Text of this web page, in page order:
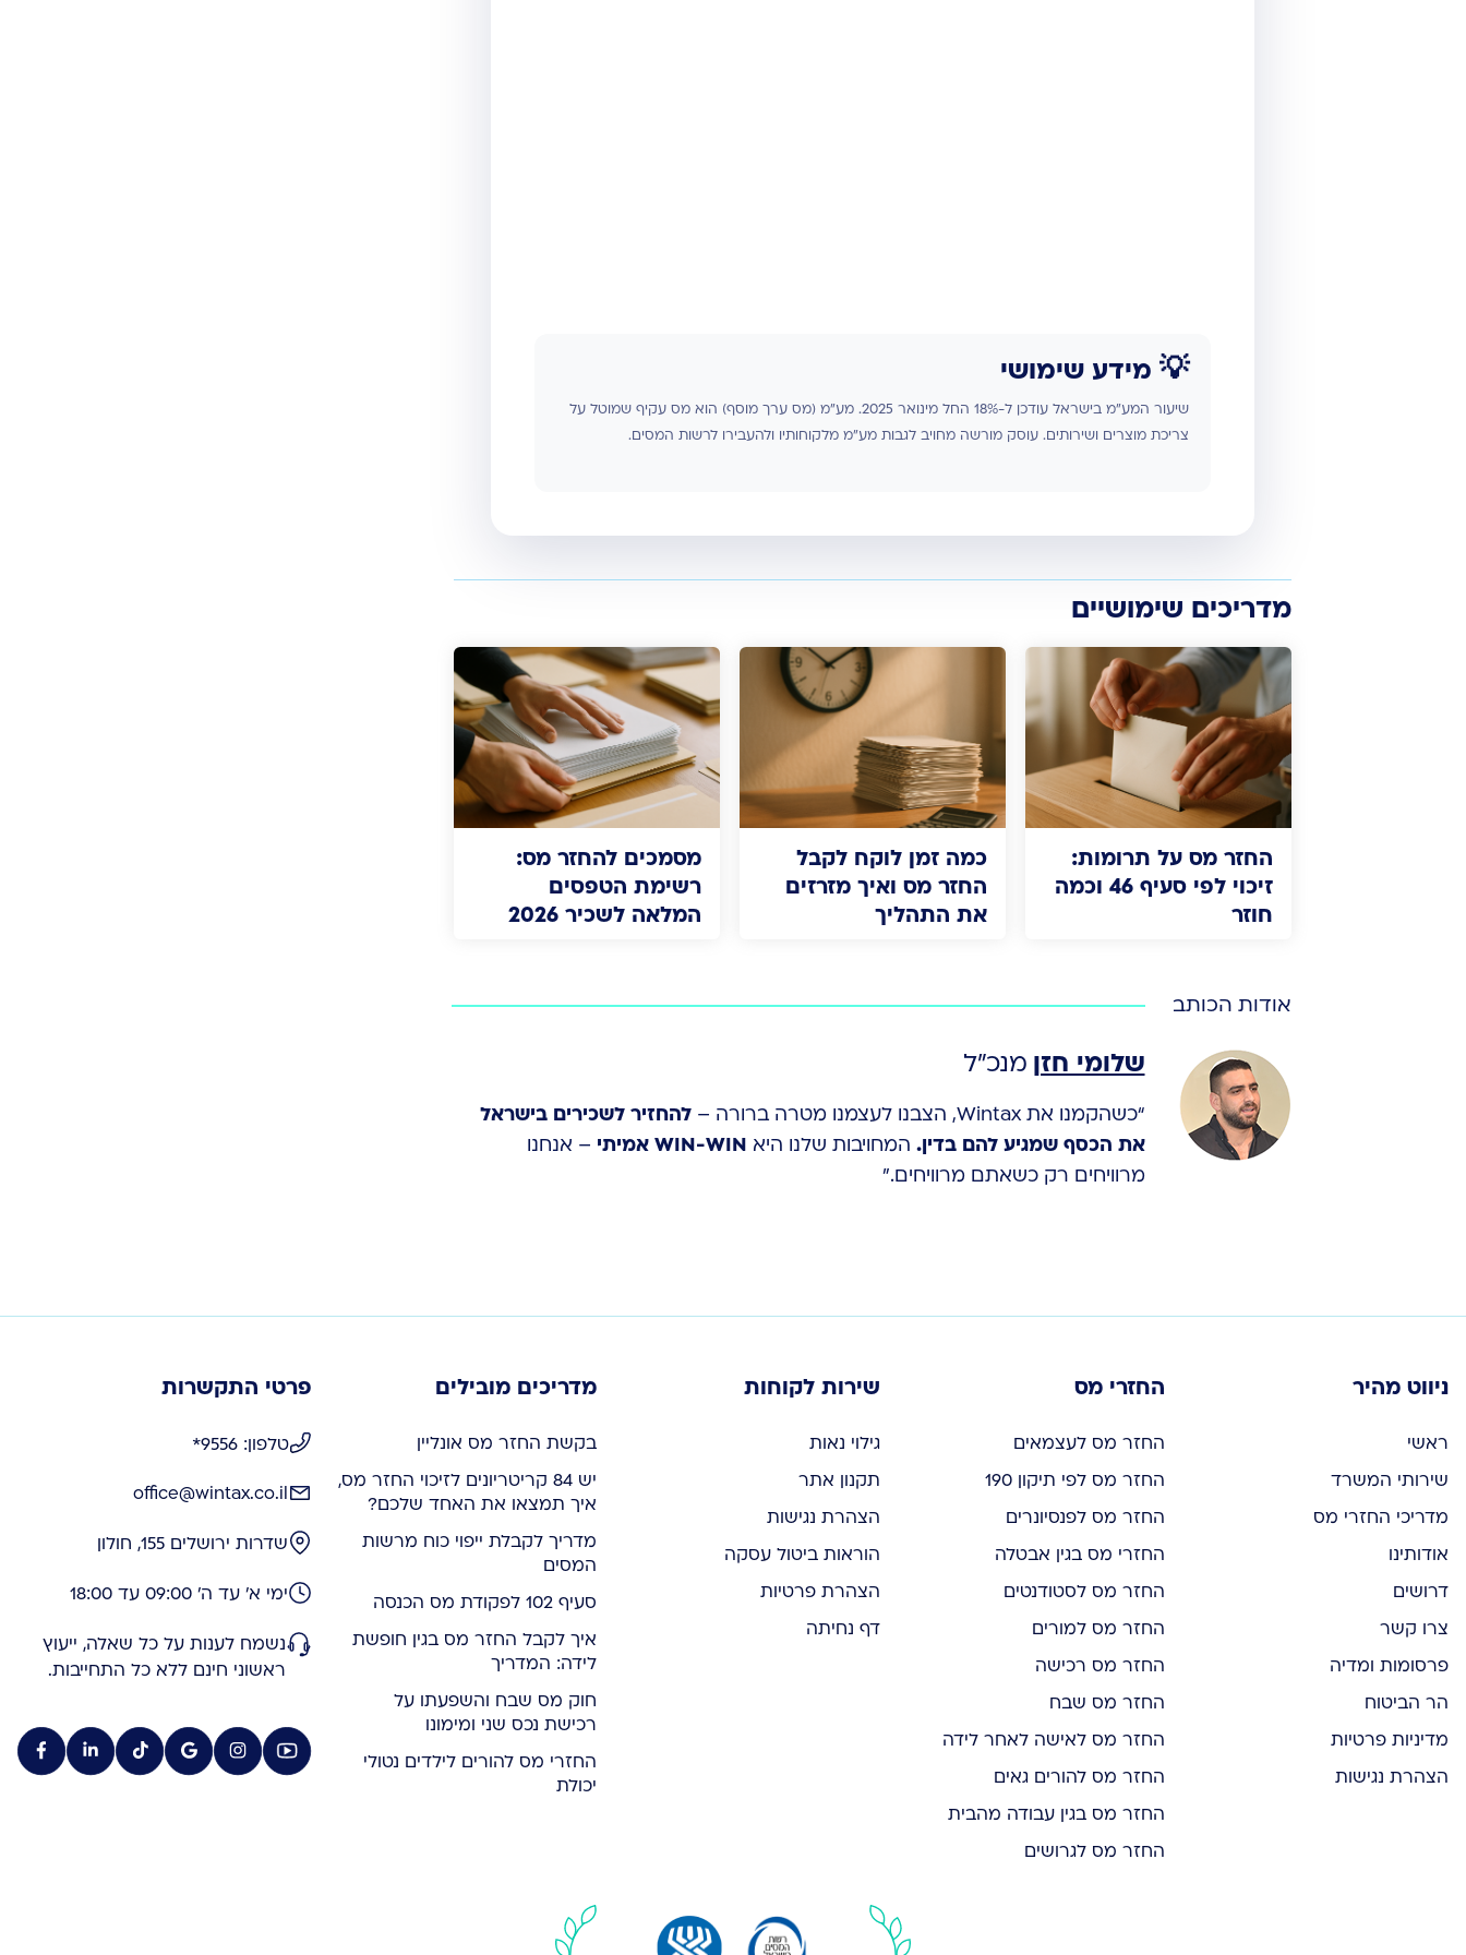
💡 מידע שימושי
שיעור המע"מ בישראל עודכן ל-18% החל מינואר 2025. מע"מ (מס ערך מוסף) הוא מס עקיף שמוטל על
צריכת מוצרים ושירותים. עוסק מורשה מחויב לגבות מע"מ מלקוחותיו ולהעבירו לרשות המסים.
מדריכים שימושיים
החזר מס על תרומות:
זיכוי לפי סעיף 46 וכמה
חוזר
כמה זמן לוקח לקבל
החזר מס ואיך מזרזים
את התהליך
מסמכים להחזר מס:
רשימת הטפסים
המלאה לשכיר 2026
אודות הכותב
שלומי חזן מנכ”ל
“כשהקמנו את Wintax, הצבנו לעצמנו מטרה ברורה –
להחזיר לשכירים בישראל
את הכסף שמגיע להם בדין. המחויבות שלנו היא WIN-WIN אמיתי
– אנחנו
מרוויחים רק כשאתם מרוויחים.”
ניווט מהיר
ראשי
שירותי המשרד
מדריכי החזרי מס
אודותינו
דרושים
צרו קשר
פרסומות ומדיה
הר הביטוח
מדיניות פרטיות
הצהרת נגישות
החזרי מס
החזר מס לעצמאים
החזר מס לפי תיקון 190
החזר מס לפנסיונרים
החזרי מס בגין אבטלה
החזר מס לסטודנטים
החזר מס למורים
החזר מס רכישה
החזר מס שבח
החזר מס לאישה לאחר לידה
החזר מס להורים גאים
החזר מס בגין עבודה מהבית
החזר מס לגרושים
שירות לקוחות
גילוי נאות
תקנון אתר
הצהרת נגישות
הוראות ביטול עסקה
הצהרת פרטיות
דף נחיתה
מדריכים מובילים
בקשת החזר מס אונליין
יש 84 קריטריונים לזיכוי החזר מס,
איך תמצאו את האחד שלכם?
מדריך לקבלת ייפוי כוח מרשות
המסים
סעיף 102 לפקודת מס הכנסה
איך לקבל החזר מס בגין חופשת
לידה: המדריך
חוק מס שבח והשפעתו על
רכישת נכס שני ומימונו
החזרי מס להורים לילדים נטולי
יכולת
פרטי התקשרות
טלפון: 9556*
office@wintax.co.il
שדרות ירושלים 155, חולון
ימי א' עד ה' 09:00 עד 18:00
נשמח לענות על כל שאלה, ייעוץ
ראשוני חינם ללא כל התחייבות.